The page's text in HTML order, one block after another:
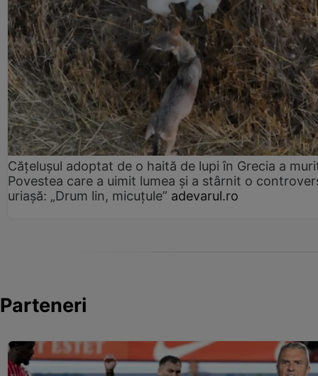
Cățelușul adoptat de o haită de lupi în Grecia a
Povestea care a uimit lumea și a stârnit o
uriașă: „Drum lin, micuțule” adevarul.ro
Parteneri